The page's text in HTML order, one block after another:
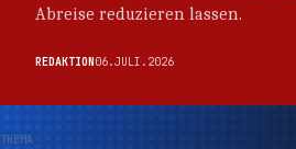
Abreise reduzieren lassen.
REDAKTION 06.JULI.2026
THEMA